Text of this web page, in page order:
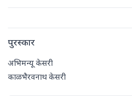
पुरस्कार
अभिमन्यू केसरी
काळभैरवनाथ केसरी